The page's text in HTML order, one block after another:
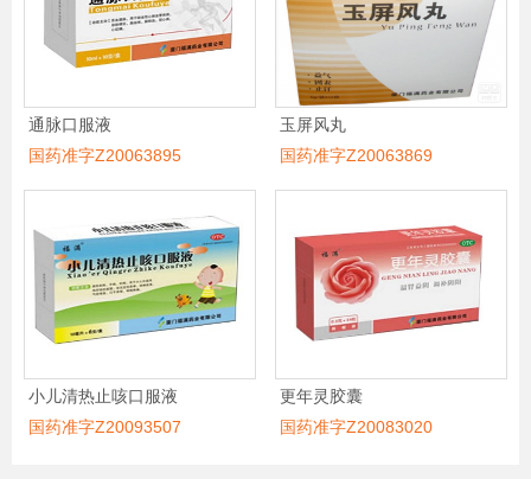
通脉口服液
国药准字Z20063895
玉屏风丸
国药准字Z20063869
小儿清热止咳口服液
国药准字Z20093507
更年灵胶囊
国药准字Z20083020